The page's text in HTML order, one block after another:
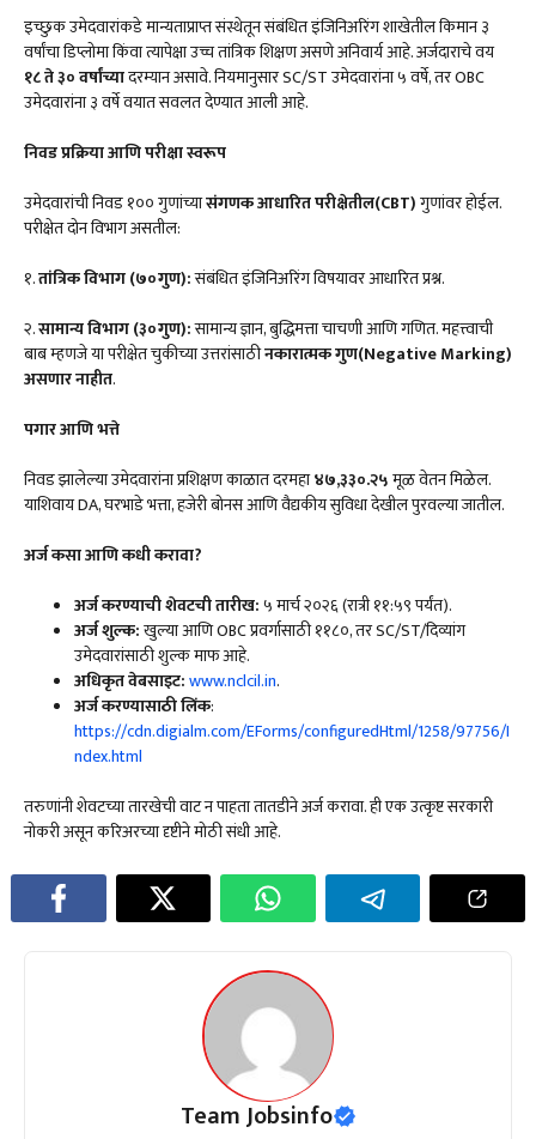
इच्छुक उमेदवारांकडे मान्यताप्राप्त संस्थेतून संबंधित इंजिनिअरिंग शाखेतील किमान ३
वर्षांचा डिप्लोमा किंवा त्यापेक्षा उच्च तांत्रिक शिक्षण असणे अनिवार्य आहे. अर्जदाराचे वय
१८ते३०वर्षांच्यादरम्यान असावे. नियमानुसार SC/ST उमेदवारांना ५ वर्षे, तर OBC
उमेदवारांना ३ वर्षे वयात सवलत देण्यात आली आहे.
निवड प्रक्रिया आणि परीक्षा स्वरूप
उमेदवारांची निवड १०० गुणांच्यासंगणक आधारित परीक्षेतील(CBT)गुणांवर होईल.
परीक्षेत दोन विभाग असतील:
१.तांत्रिक विभाग (७०गुण):संबंधित इंजिनिअरिंग विषयावर आधारित प्रश्न.
२.सामान्य विभाग (३०गुण):सामान्य ज्ञान, बुद्धिमत्ता चाचणी आणि गणित. महत्त्वाची
बाब म्हणजे या परीक्षेत चुकीच्या उत्तरांसाठीनकारात्मक गुण(Negative Marking)
असणार नाहीत.
पगारआणिभत्ते
निवड झालेल्या उमेदवारांना प्रशिक्षण काळात दरमहा४७,३३०.२५मूळ वेतन मिळेल.
याशिवाय DA, घरभाडे भत्ता, हजेरी बोनस आणि वैद्यकीय सुविधा देखील पुरवल्या जातील.
अर्ज कसा आणि कधी करावा?
अर्ज करण्याची शेवटची तारीख:५ मार्च २०२६ (रात्री ११:५९ पर्यंत).
अर्ज शुल्क:खुल्या आणि OBC प्रवर्गासाठी ₹११८०, तर SC/ST/दिव्यांग
उमेदवारांसाठी शुल्क माफ आहे.
अधिकृत वेबसाइट:www.nclcil.in.
अर्ज करण्यासाठी लिंक:
https://cdn.digialm.com/EForms/configuredHtml/1258/97756/I
ndex.html
तरुणांनी शेवटच्या तारखेची वाट न पाहता तातडीने अर्ज करावा. ही एक उत्कृष्ट सरकारी
नोकरी असून करिअरच्या दृष्टीने मोठी संधी आहे.
Team Jobsinfo